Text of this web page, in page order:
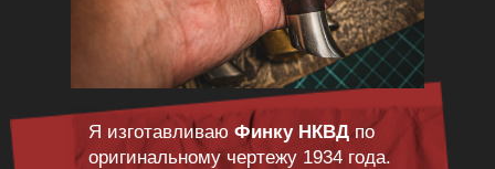
Я изготавливаю Финку НКВДпо
оригинальному чертежу 1934 года.